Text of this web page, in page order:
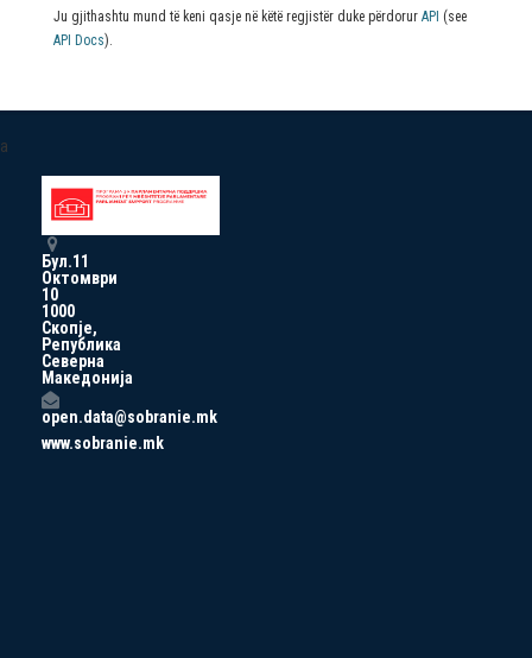
Ju gjithashtu mund të keni qasje në këtë regjistër duke përdorur API (see
API Docs).
a
Бул.11
Октомври
10
1000
Скопје,
Република
Северна
Македонија
open.data@sobranie.mk
www.sobranie.mk